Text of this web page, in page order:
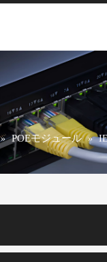
» POEモジュール »